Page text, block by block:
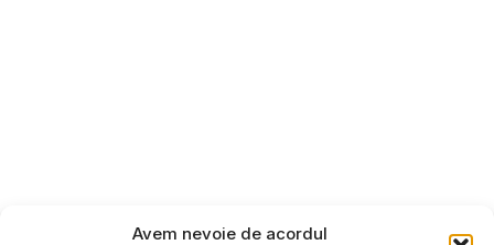
Avem nevoie de acordul